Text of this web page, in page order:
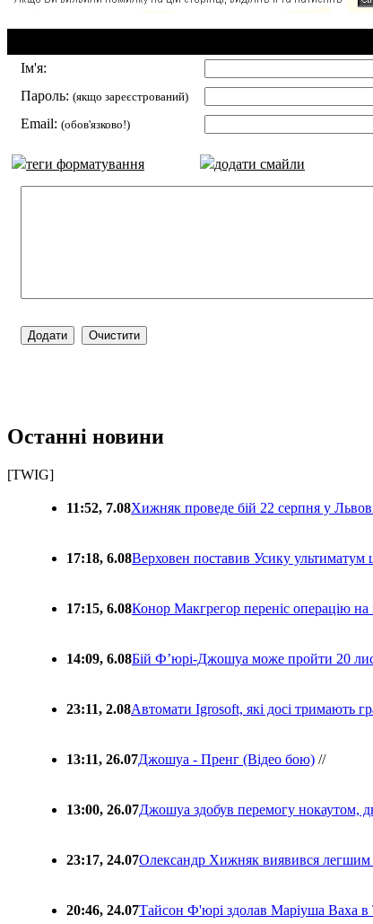
Ім'я:
Пароль: (якщо зареєстрований)
Email: (обов'язково!)
теги форматування додати смайли
Останні новини
[TWIG]
11:52, 7.08Хижняк проведе бій 22 серпня у
17:18, 6.08Верховен поставив Усику
17:15, 6.08Конор Макгрегор переніс операцію на
14:09, 6.08Бій Ф’юрі-Джошуа може пройти 20
23:11, 2.08Автомати Igrosoft, які досі тримають
13:11, 26.07Джошуа - Пренг (Відео бою) //
13:00, 26.07Джошуа здобув перемогу нокаутом,
23:17, 24.07Олександр Хижняк виявився легшим
20:46, 24.07Тайсон Ф'юрі здолав Маріуша Ваха в